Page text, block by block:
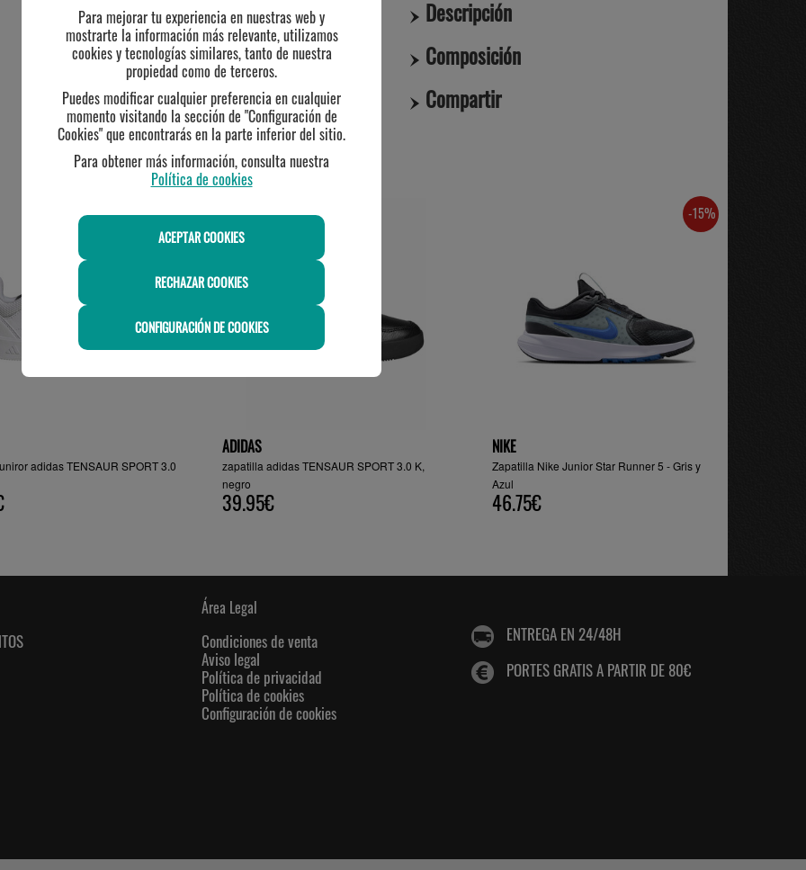
Descripción
Composición
Compartir
TE PUEDE INTERESAR
adidas TENSAUR SPORT 3.0
ADIDAS
zapatilla adidas TENSAUR SPORT 3.0 K,
negro
39.95€
-15%
NIKE
Zapatilla Nike Junior Star Runner 5 - Gris y
Azul
46.75€
Área Legal
Condiciones de venta
Aviso legal
Política de privacidad
Política de cookies
Configuración de cookies
ENTREGA EN 24/48H
PORTES GRATIS A PARTIR DE 80€
Para mejorar tu experiencia en nuestras web y
mostrarte la información más relevante, utilizamos
cookies y tecnologías similares, tanto de nuestra
propiedad como de terceros.
Puedes modificar cualquier preferencia en cualquier
momento visitando la sección de "Configuración de
Cookies" que encontrarás en la parte inferior del sitio.
Para obtener más información, consulta nuestra
Política de cookies
ACEPTAR COOKIES
RECHAZAR COOKIES
CONFIGURACIÓN DE COOKIES